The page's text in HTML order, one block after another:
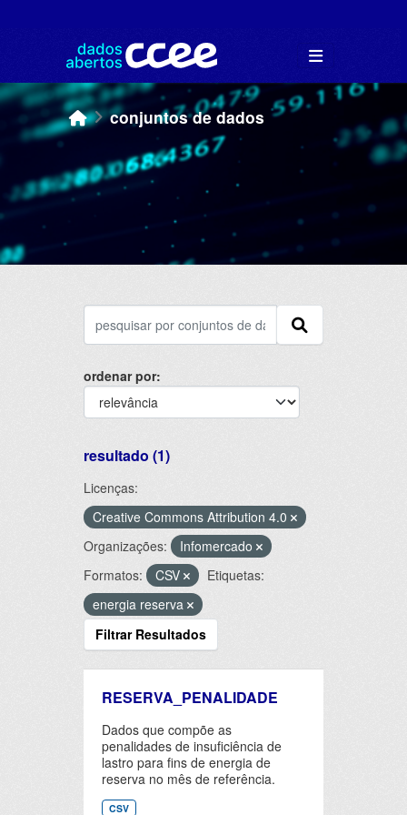
conjuntos de dados
ordenar por
resultado (1)
Licenças:
Creative Commons Attribution 4.0
Organizações:
Infomercado
Formatos:
CSV
Etiquetas:
energia reserva
Filtrar Resultados
RESERVA_PENALIDADE
Dados que compõe as
penalidades de insuficiência de
lastro para fins de energia de
reserva no mês de referência.
CSV